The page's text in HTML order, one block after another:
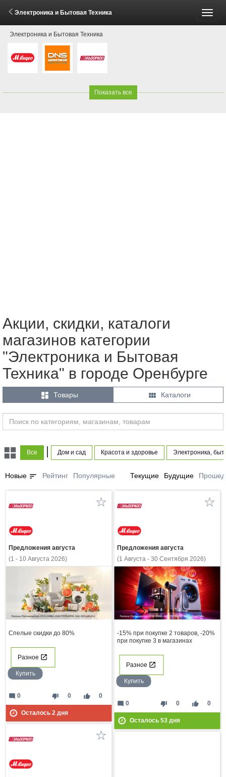
Электроника и Бытовая Техника
Электроника и Бытовая Техника
Показать все
Акции, скидки, каталоги
магазинов категории
"Электроника и Бытовая
Техника" в городе Оренбурге
 Товары  Каталоги
Все Дом и сад Красота и здоровье Электроника,
Новые sort Рейтинг Популярные Текущие Будущие
Предложения августа
(1 - 10 Августа 2026)
Спелые скидки до 80%
Разное
Купить
thumb_down 0 thumb_up 0
mode_comment 0
Осталось 2дня
Предложения августа
(1 Августа - 30 Сентября 2026)
-15% при покупке 2 товаров, -20%
при покупке 3 в магазинах
Разное
Купить
thumb_down 0 thumb_up 0
mode_comment 0
Осталось 53дня